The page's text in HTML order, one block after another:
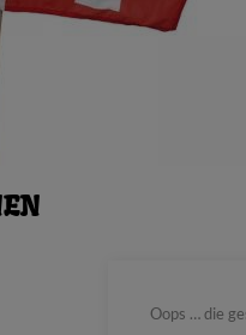
Oops … die